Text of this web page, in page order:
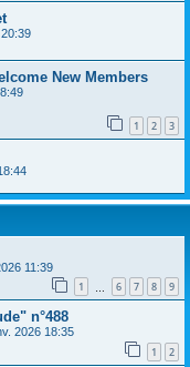
New Members
1 2 3
11:39
1 6 7 8 9
n°488
2026 18:35
1 2